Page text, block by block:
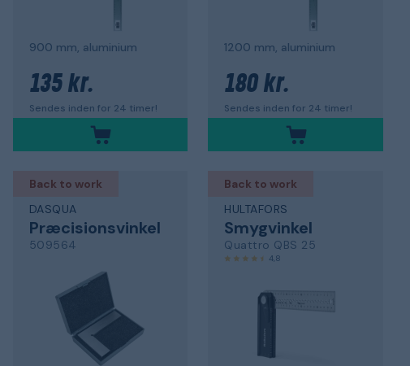
900 mm, aluminium
135 kr.
Sendes inden for 24 timer!
1200 mm, aluminium
180 kr.
Sendes inden for 24 timer!
Back to work
DASQUA
Præcisionsvinkel
509564
Back to work
HULTAFORS
Smygvinkel
Quattro QBS 25
4,8